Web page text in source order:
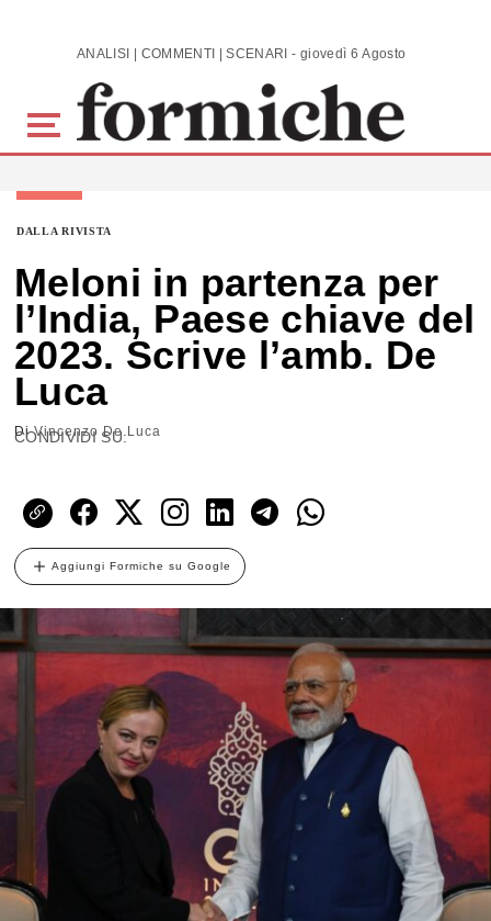
Skip to main content ANALISI | COMMENTI | SCENARI - giovedì 6 Agosto 2026
DALLA RIVISTA
Meloni in partenza per
l’India, Paese chiave del
2023. Scrive l’amb. De
Luca
DiVincenzo De Luca
CONDIVIDI SU:
Aggiungi Formiche su Google